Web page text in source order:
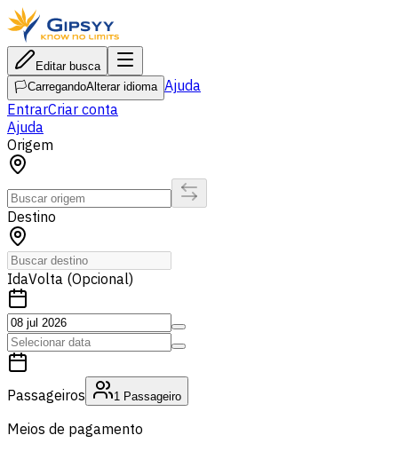
Editar busca
🏳️CarregandoAlterar idioma Ajuda
EntrarCriar conta
Ajuda
Origem
Destino
IdaVolta (Opcional)
Passageiros 1 Passageiro
Meios de pagamento